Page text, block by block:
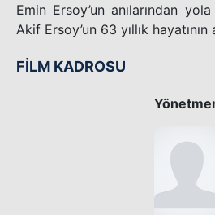
Emin Ersoy’un anılarından
Akif Ersoy’un 63 yıllık
FİLM KADROSU